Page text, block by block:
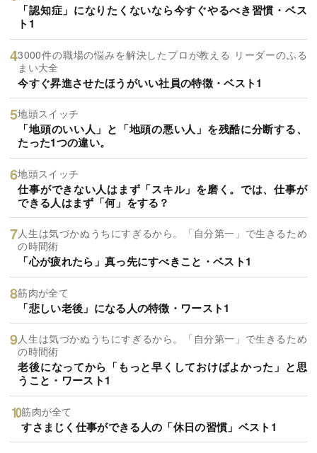
「認知症」になりたくないなら今すぐやるべき習慣・ベス
ト1
3000件の職場の悩みを解決したプロが教える リーダーのふる
まい大全
今すぐ昇進させたほうがいい社員の特徴・ベスト1
地頭スイッチ
「地頭のいい人」と「地頭の悪い人」を残酷に分断する、
たった1つの違い。
地頭スイッチ
仕事ができない人はまず「スキル」を磨く。では、仕事が
できる人はまず「何」をする？
人生は気づかぬうちにすぎるから。「自分第一」で生きるため
の時間術
「心が疲れたら」真っ先にすべきこと・ベスト1
筋肉が全て
「悲しい老後」になる人の特徴・ワースト1
人生は気づかぬうちにすぎるから。「自分第一」で生きるため
の時間術
老後になってから「もっと早くしておけばよかった」と思
うこと・ワースト1
筋肉が全て
すさまじく仕事ができる人の「休日の習慣」ベスト1